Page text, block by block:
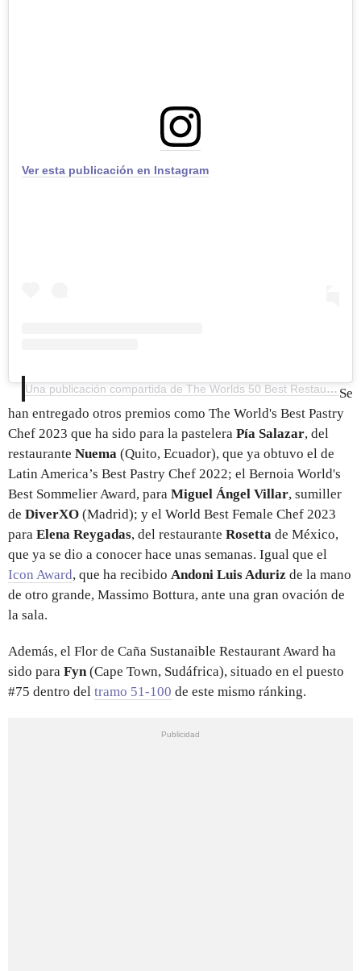
Ver esta publicación en Instagram
Una publicación compartida de The Worlds 50 Best Restaurants (@theworlds50best) Se
han entregado otros premios como The World's Best Pastry
Chef 2023 que ha sido para la pastelera Pía Salazar, del
restaurante Nuema (Quito, Ecuador), que ya obtuvo el de
Latin America’s Best Pastry Chef 2022; el Bernoia World's
Best Sommelier Award, para Miguel Ángel Villar, sumiller
de DiverXO (Madrid); y el World Best Female Chef 2023
para Elena Reygadas, del restaurante Rosetta de México,
que ya se dio a conocer hace unas semanas. Igual que el
Icon Award, que ha recibido Andoni Luis Aduriz de la mano
de otro grande, Massimo Bottura, ante una gran ovación de
la sala.
Además, el Flor de Caña Sustanaible Restaurant Award ha
sido para Fyn(Cape Town, Sudáfrica), situado en el puesto
#75 dentro del tramo 51-100 de este mismo ránking.